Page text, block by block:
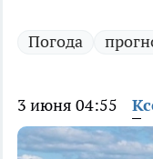
Погода
3 июня 04:55